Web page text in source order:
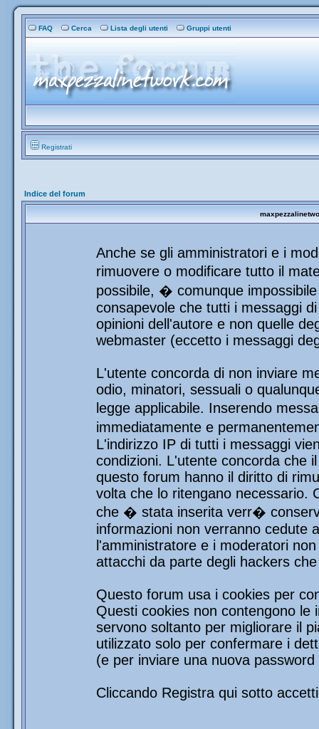
FAQ Cerca Lista degli utenti Gruppi utenti
Registrati
Indice del forum
Anche se gli amministratori e i
rimuovere o modificare tutto il
possibile, � comunque
consapevole che tutti i messaggi
opinioni dell'autore e non quelle
webmaster (eccetto i messaggi
L'utente concorda di non inviare
odio, minatori, sessuali o
legge applicabile. Inserendo
immediatamente e
L'indirizzo IP di tutti i messaggi
condizioni. L'utente concorda che
questo forum hanno il diritto di
volta che lo ritengano necessario.
che � stata inserita verr�
informazioni non verranno cedute
l'amministratore e i moderatori
attacchi da parte degli hackers
Questo forum usa i cookies per
Questi cookies non contengono le
servono soltanto per migliorare il
utilizzato solo per confermare i
(e per inviare una nuova
Cliccando Registra qui sotto